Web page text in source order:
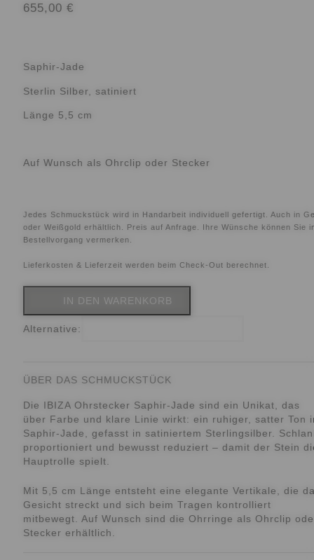
655,00 €
Saphir-Jade
Sterlin Silber, satiniert
Länge 5,5 cm
Auf Wunsch als Ohrclip oder Stecker
Jedes Schmuckstück wird in Handarbeit individuell gefertigt. Auch in
oder Weißgold erhältlich. Preis auf Anfrage. Ihre Wünsche können Sie
Bestellvorgang vermerken.
Lieferkosten & Lieferzeit werden beim Check-Out berechnet.
IN DEN WARENKORB
Alternative:
ÜBER DAS SCHMUCKSTÜCK
Die IBIZA Ohrstecker Saphir-Jade sind ein Unikat, das
über Farbe und klare Linie wirkt: ein ruhiger, satter Ton
Saphir-Jade, gefasst in satiniertem Sterlingsilber.
proportioniert und bewusst reduziert – damit der Stein
Hauptrolle spielt.
Mit 5,5 cm Länge entsteht eine elegante Vertikale, die
Gesicht streckt und sich beim Tragen kontrolliert
mitbewegt. Auf Wunsch sind die Ohrringe als Ohrclip
Stecker erhältlich.